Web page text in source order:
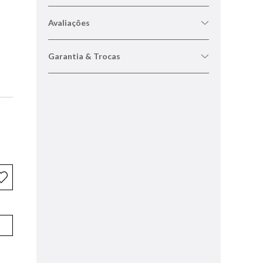
Avaliações
Garantia & Trocas